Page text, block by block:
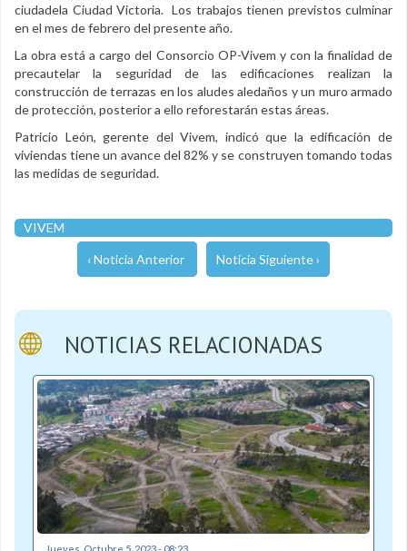
ciudadela Ciudad Victoria. Los trabajos tienen previstos culminar
en el mes de febrero del presente año.
La obra está a cargo del Consorcio OP-Vivem y con la finalidad de
precautelar la seguridad de las edificaciones realizan la
construcción de terrazas en los aludes aledaños y un muro armado
de protección, posterior a ello reforestarán estas áreas.
Patricio León, gerente del Vivem, indicó que la edificación de
viviendas tiene un avance del 82% y se construyen tomando todas
las medidas de seguridad.
VIVEM
‹ Noticia Anterior Noticia Siguiente ›
NOTICIAS RELACIONADAS